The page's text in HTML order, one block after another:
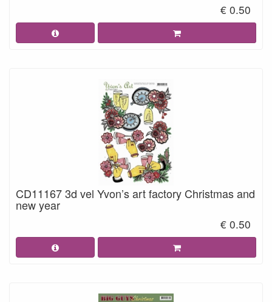
€ 0.50
CD11167 3d vel Yvon’s art factory Christmas and
new year
€ 0.50